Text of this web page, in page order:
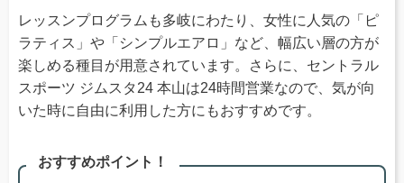
レッスンプログラムも多岐にわたり、女性に人気の「ピ
ラティス」や「シンプルエアロ」など、幅広い層の方が
楽しめる種目が用意されています。さらに、セントラル
スポーツ ジムスタ24 本山は24時間営業なので、気が向
いた時に自由に利用した方にもおすすめです。
おすすめポイント！